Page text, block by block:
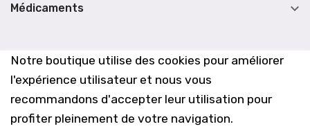
Notre boutique utilise des cookies pour améliorer
l'expérience utilisateur et nous vous
recommandons d'accepter leur utilisation pour
profiter pleinement de votre navigation.
Médicaments 